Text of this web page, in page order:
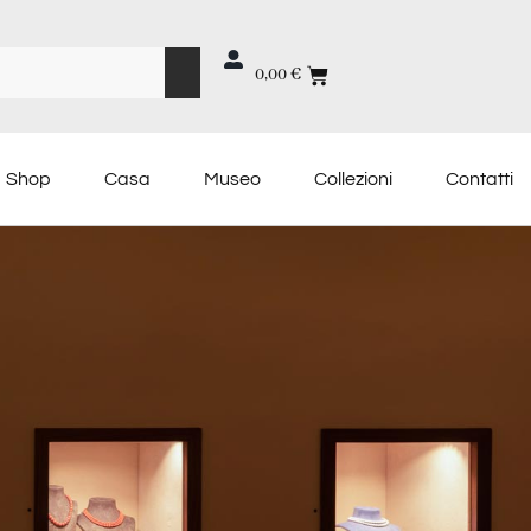
0,00€
Shop Casa Museo Collezioni Contatti